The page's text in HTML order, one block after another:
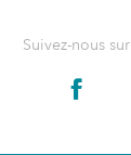
Suivez-nous sur